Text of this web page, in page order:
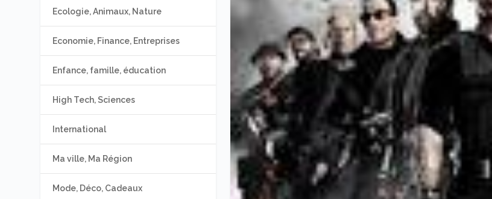
Ecologie, Animaux, Nature
Economie, Finance, Entreprises
Enfance, famille, éducation
High Tech, Sciences
International
Ma ville, Ma Région
Mode, Déco, Cadeaux